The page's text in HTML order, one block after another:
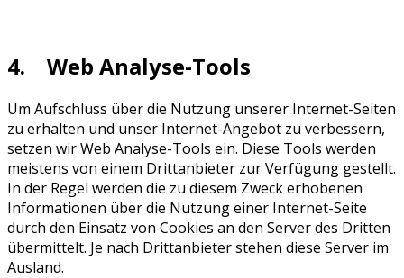
4. Web Analyse-Tools
Um Aufschluss über die Nutzung unserer Internet-Seiten
zu erhalten und unser Internet-Angebot zu verbessern,
setzen wir Web Analyse-Tools ein. Diese Tools werden
meistens von einem Drittanbieter zur Verfügung gestellt.
In der Regel werden die zu diesem Zweck erhobenen
Informationen über die Nutzung einer Internet-Seite
durch den Einsatz von Cookies an den Server des Dritten
übermittelt. Je nach Drittanbieter stehen diese Server im
Ausland.